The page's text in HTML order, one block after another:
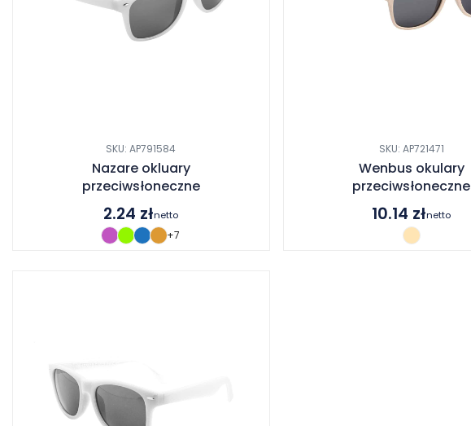
SKU: AP791584
Nazare okluary
przeciwsłoneczne
2.24 złnetto
+7
SKU: AP721471
Wenbus okulary
przeciwsłoneczne
10.14 złnetto